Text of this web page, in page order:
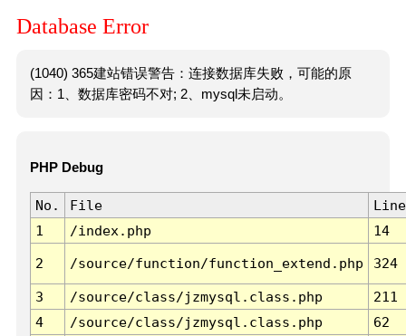
Database Error
(1040) 365建站错误警告：连接数据库失败，可能的原
因：1、数据库密码不对; 2、mysql未启动。
PHP Debug
No. File
Line
1
/index.php 14
2 /source/function/function_extend.php 324
3 /source/class/jzmysql.class.php
211
4
/source/class/jzmysql.class.php
62